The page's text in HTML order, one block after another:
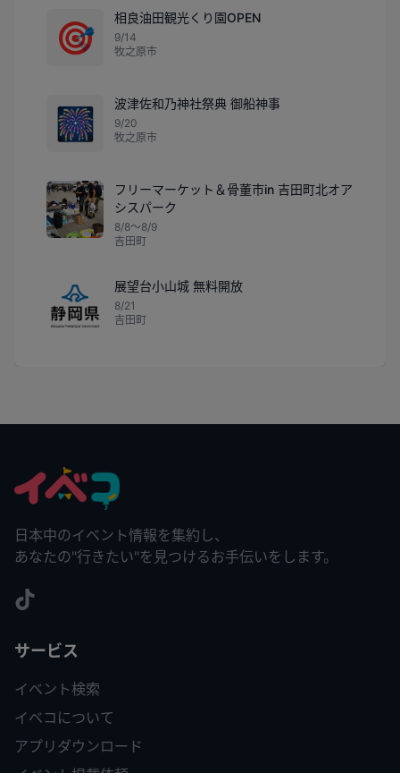
🎯
相良油田観光くり園OPEN
9/14
牧之原市
🎆
波津佐和乃神社祭典 御船神事
9/20
牧之原市
フリーマーケット＆骨董市in 吉田町北オア
シスパーク
8/8〜8/9
吉田町
展望台小山城 無料開放
8/21
吉田町
日本中のイベント情報を集約し、
あなたの"行きたい"を見つけるお手伝いをします。
サービス
イベント検索
イベコについて
アプリダウンロード